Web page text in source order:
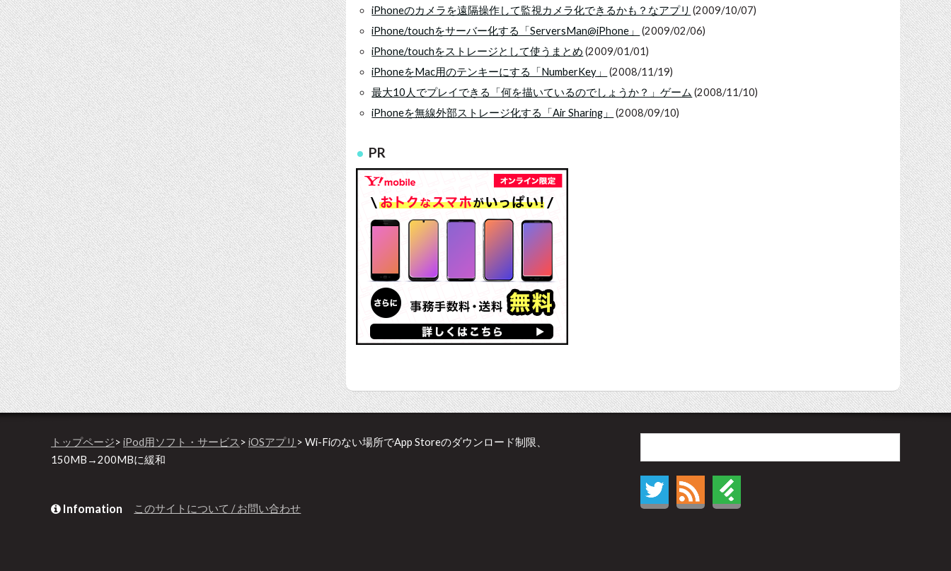
iPhoneのカメラを遠隔操作して監視カメラ化できるかも？なアプリ (2009/10/07)
iPhone/touchをサーバー化する「ServersMan@iPhone」
(2009/02/06)
iPhone/touchをストレージとして使うまとめ (2009/01/01)
iPhoneをMac用のテンキーにする「NumberKey」
(2008/11/19)
最大10人でプレイできる「何を描いているのでしょうか？」ゲーム (2008/11/10)
iPhoneを無線外部ストレージ化する「Air Sharing」
(2008/09/10)
PR
トップページ> iPod用ソフト・サービス > iOSアプリ > Wi-Fiのない場所でApp Storeのダウンロード制限、
150MB→200MBに緩和
Infomation このサイトについて / お問い合わせ